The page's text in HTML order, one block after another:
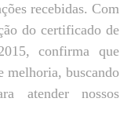
recebidas. Com
do certificado de
confirma que
melhoria, buscando
atender nossos